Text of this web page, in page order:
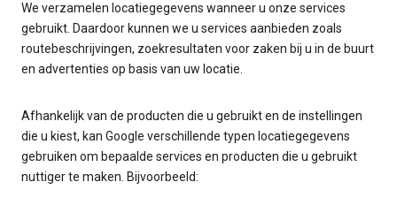
We verzamelen locatiegegevens wanneer u onze services
gebruikt. Daardoor kunnen we u services aanbieden zoals
routebeschrijvingen, zoekresultaten voor zaken bij u in de buurt
en advertenties op basis van uw locatie.
Afhankelijk van de producten die u gebruikt en de instellingen
die u kiest, kan Google verschillende typen locatiegegevens
gebruiken om bepaalde services en producten die u gebruikt
nuttiger te maken. Bijvoorbeeld: